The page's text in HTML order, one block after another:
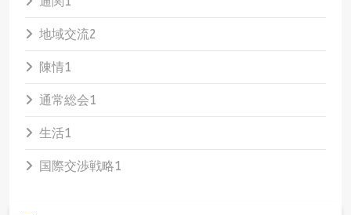
地域交流2
陳情1
通常総会1
生活1
国際交渉戦略1